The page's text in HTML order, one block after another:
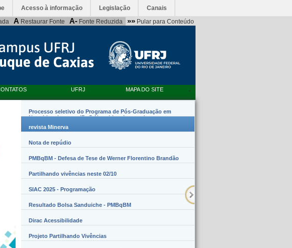
Acesso à informação Legislação Canais
A Restaurar Fonte A- Fonte Reduzida »» Pular para Conteúdo
UFRJ MAPA DO SITE
Processo seletivo do Programa de Pós-Graduação em
Nanobiossistemas (PpG Nanobiossistemas)
revista Minerva
Nota de repúdio
PMBqBM - Defesa de Tese de Werner Florentino Brandão
Partilhando vivências neste 02/10
SIAC 2025 - Programação
Resultado Bolsa Sanduiche - PMBqBM
Dirac Acessibilidade
Projeto Partilhando Vivências